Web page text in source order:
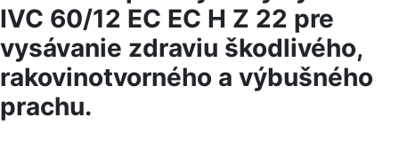
IVC 60/12 EC EC H Z 22 pre
vysávanie zdraviu škodlivého,
rakovinotvorného a výbušného
prachu.